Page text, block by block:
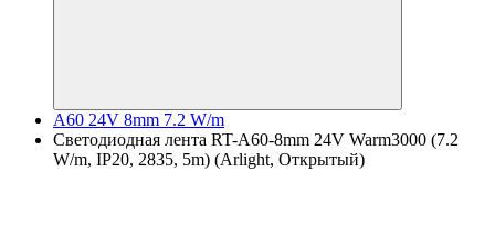
A60 24V 8mm 7.2 W/m
Светодиодная лента RT-A60-8mm 24V Warm3000 (7.2
W/m, IP20, 2835, 5m) (Arlight, Открытый)